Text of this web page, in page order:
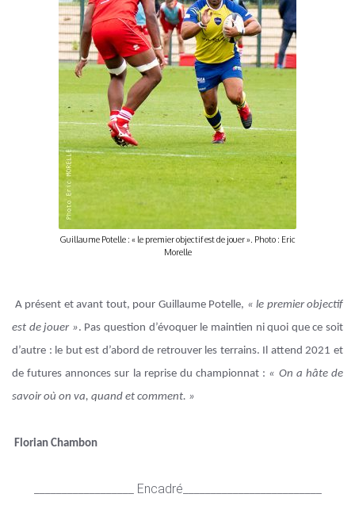
Guillaume Potelle : « le premier objectif est de jouer ». Photo : Eric
Morelle
A présent et avant tout, pour Guillaume Potelle, « le premier objectif
est de jouer ». Pas question d’évoquer le maintien ni quoi que ce soit
d’autre : le but est d’abord de retrouver les terrains. Il attend 2021 et
de futures annonces sur la reprise du championnat : « On a hâte de
savoir où on va, quand et comment. »
Florian Chambon
__________________ Encadré_________________________